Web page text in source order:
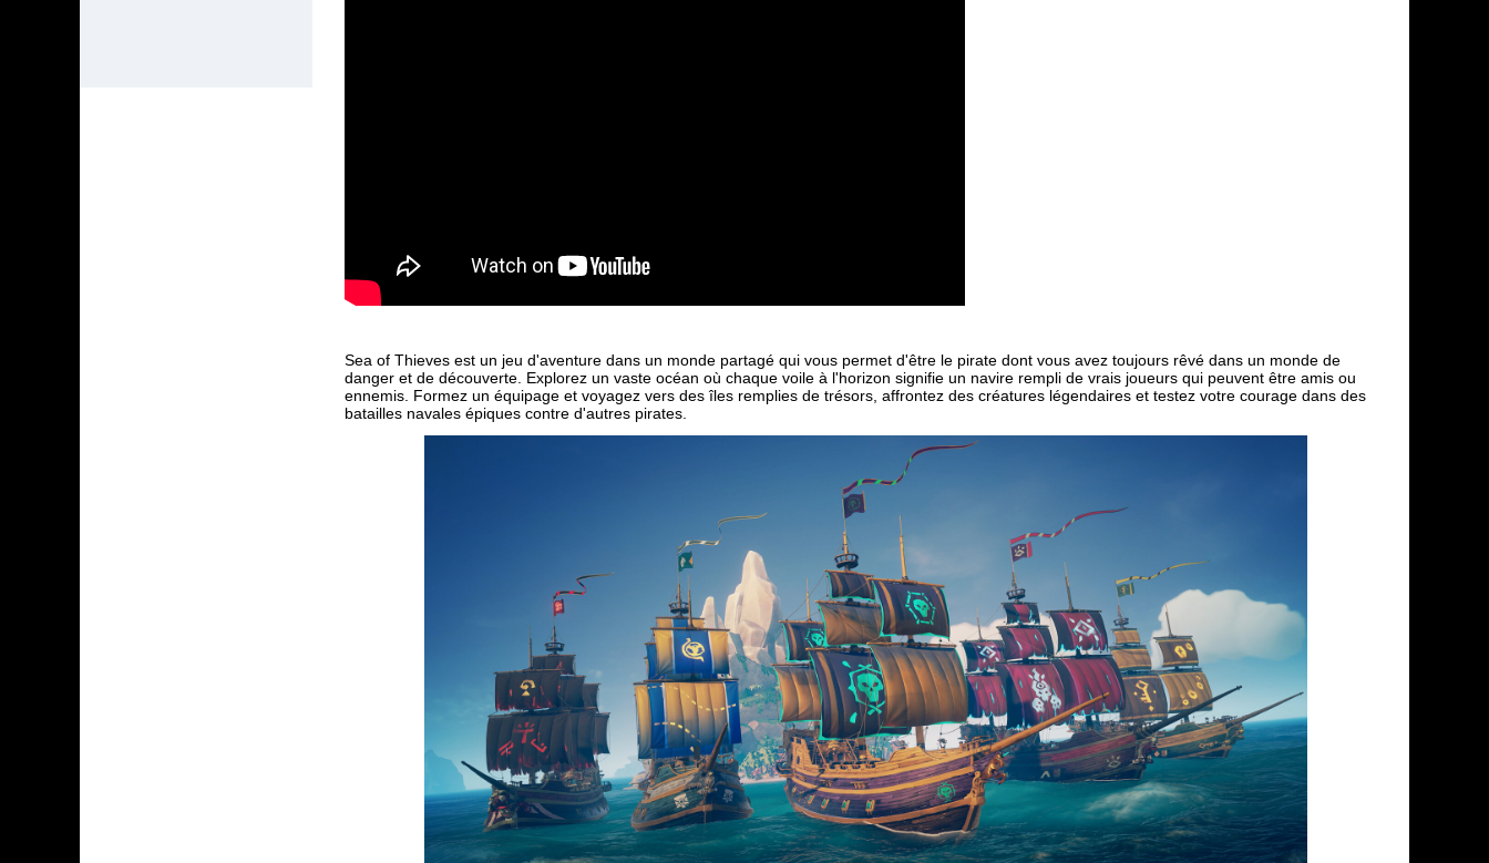
Sea of Thieves est un jeu d'aventure dans un monde partagé qui vous permet d'être le pirate dont vous avez toujours rêvé dans un monde de
danger et de découverte. Explorez un vaste océan où chaque voile à l'horizon signifie un navire rempli de vrais joueurs qui peuvent être amis ou
ennemis. Formez un équipage et voyagez vers des îles remplies de trésors, affrontez des créatures légendaires et testez votre courage dans des
batailles navales épiques contre d'autres pirates.